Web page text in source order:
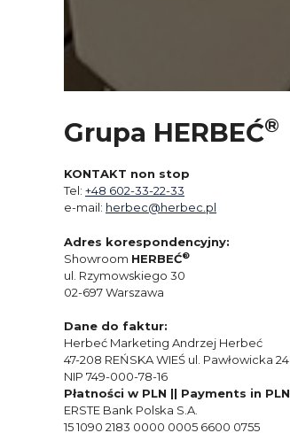
Grupa HERBEĆ®
KONTAKT non stop
Tel: +48 602-33-22-33
e-mail: herbec@herbec.pl
Adres korespondencyjny:
Showroom HERBEĆ®
ul. Rzymowskiego 30
02-697 Warszawa
Dane do faktur:
Herbeć Marketing Andrzej Herbeć
47-208 REŃSKA WIEŚ ul. Pawłowicka 24
NIP 749-000-78-16
Płatności w PLN || Payments in PLN
ERSTE Bank Polska S.A.
15 1090 2183 0000 0005 6600 0755